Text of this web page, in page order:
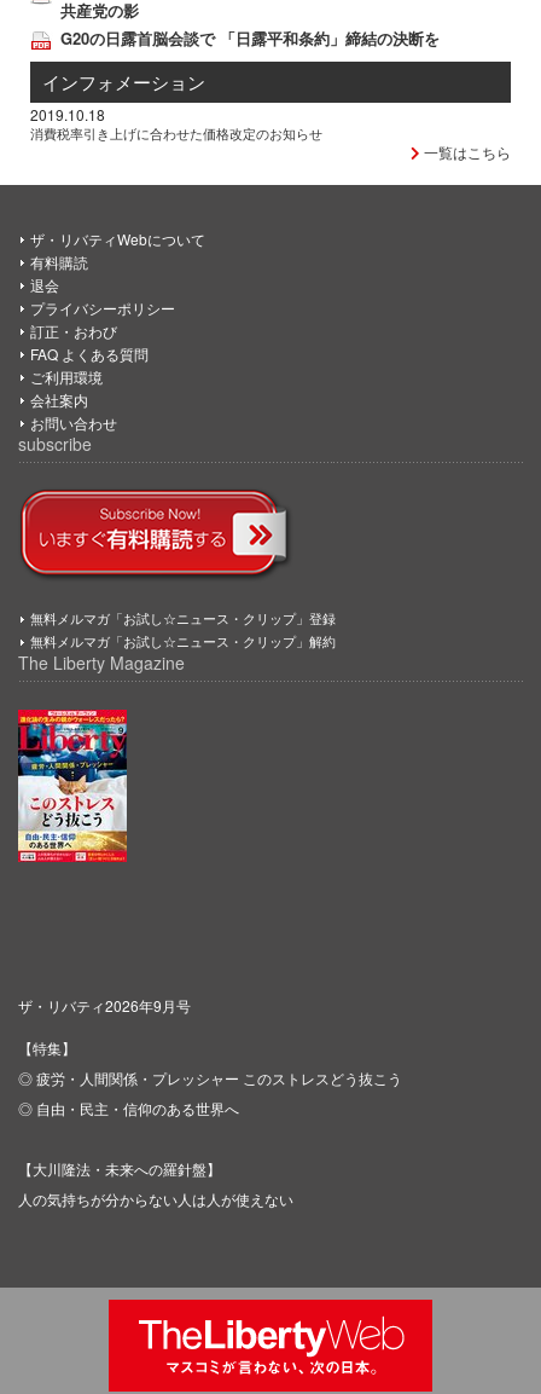
共産党の影
G20の日露首脳会談で 「日露平和条約」締結の決断を
インフォメーション
2019.10.18
消費税率引き上げに合わせた価格改定のお知らせ
一覧はこちら
ザ・リバティWebについて
有料購読
退会
プライバシーポリシー
訂正・おわび
FAQ よくある質問
ご利用環境
会社案内
お問い合わせ
subscribe
無料メルマガ「お試し☆ニュース・クリップ」登録
無料メルマガ「お試し☆ニュース・クリップ」解約
The Liberty Magazine
ザ・リバティ2026年9月号
【特集】
◎ 疲労・人間関係・プレッシャー このストレスどう抜こう
◎ 自由・民主・信仰のある世界へ
【大川隆法・未来への羅針盤】
人の気持ちが分からない人は人が使えない